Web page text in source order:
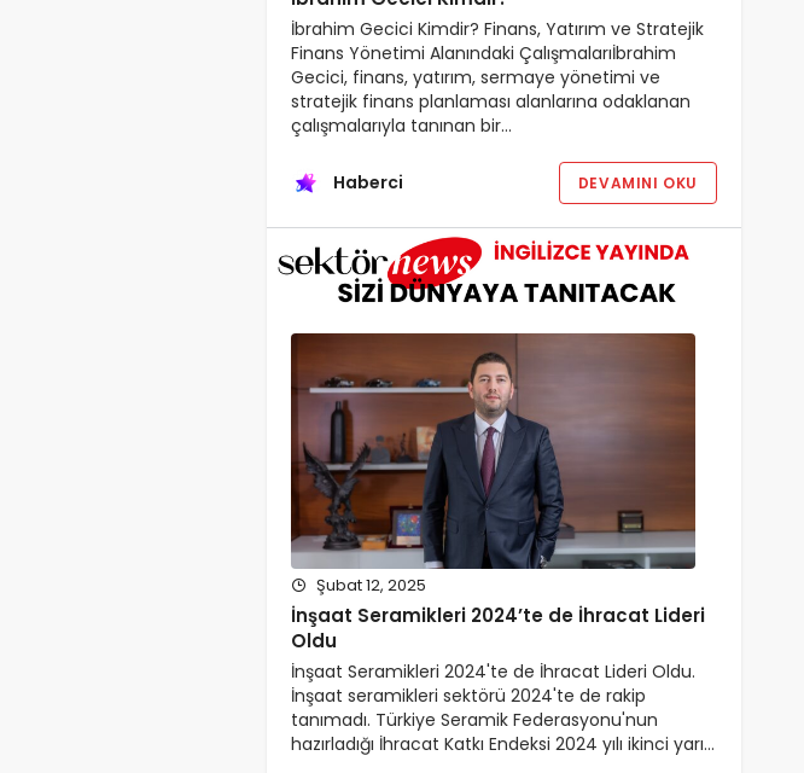
İbrahim Gecici Kimdir? Finans, Yatırım ve Stratejik
Finans Yönetimi Alanındaki Çalışmalarıİbrahim
Gecici, finans, yatırım, sermaye yönetimi ve
stratejik finans planlaması alanlarına odaklanan
çalışmalarıyla tanınan bir…
Haberci DEVAMINI OKU
Şubat 12, 2025
İnşaat Seramikleri 2024’te de İhracat Lideri
Oldu
İnşaat Seramikleri 2024'te de İhracat Lideri Oldu.
İnşaat seramikleri sektörü 2024'te de rakip
tanımadı. Türkiye Seramik Federasyonu'nun
hazırladığı İhracat Katkı Endeksi 2024 yılı ikinci yarı…